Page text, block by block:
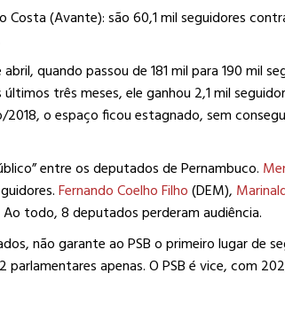
(Avante): são 60,1 mil seguidores
quando passou de 181 mil para 190 mil
três meses, ele ganhou 2,1 mil
o espaço ficou estagnado, sem
entre os deputados de Pernambuco.
Fernando Coelho Filho(DEM),
todo, 8 deputados perderam audiência.
não garante ao PSB o primeiro lugar de
apenas. O PSB é vice, com